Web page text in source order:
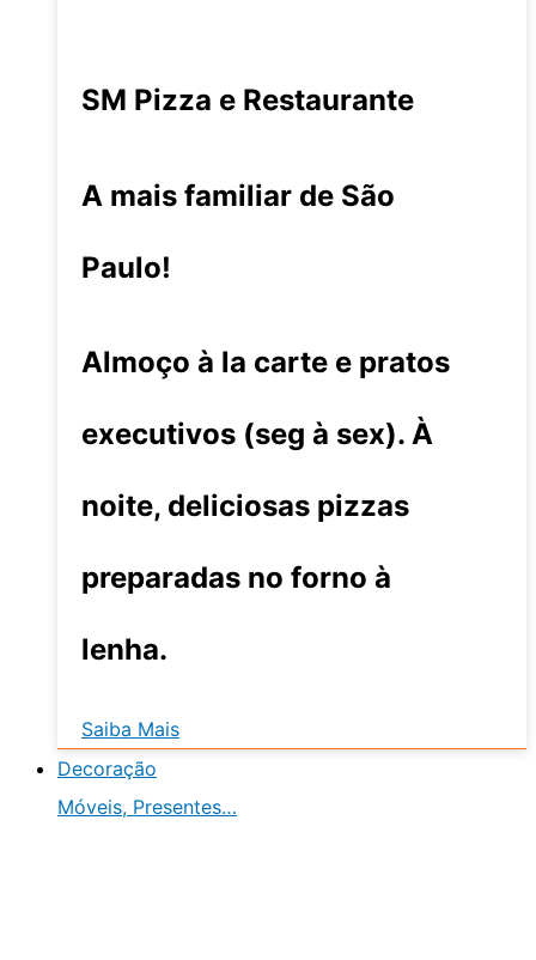
SM Pizza e Restaurante
A mais familiar de São
Paulo!
Almoço à la carte e pratos
executivos (seg à sex). À
noite, deliciosas pizzas
preparadas no forno à
lenha.
Saiba Mais
Decoração
Móveis, Presentes…